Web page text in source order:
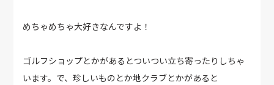
めちゃめちゃ大好きなんですよ！
ゴルフショップとかがあるとついつい立ち寄ったりしちゃ
います。で、珍しいものとか地クラブとかがあると